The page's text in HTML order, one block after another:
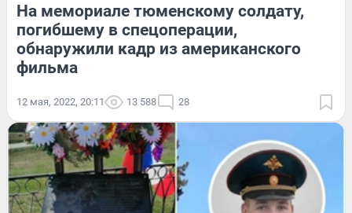
На мемориале тюменскому солдату,
погибшему в спецоперации,
обнаружили кадр из американского
фильма
12 мая, 2022, 20:11 13 588 28